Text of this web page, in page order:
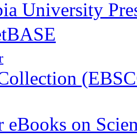
University
eBooks on